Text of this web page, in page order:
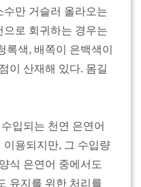
수만 거슬러 올라오는
로 회귀하는 경우는
록색, 배쪽이 은백색이
이 산재해 있다. 몸길
입되는 천연 은연어
이용되지만, 그 수입량
식 은연어 중에서도
유지를 위한 처리를